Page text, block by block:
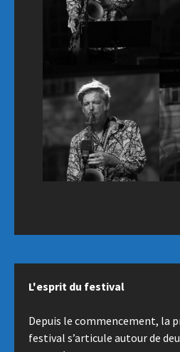
L'esprit du festival
Depuis le commencement, la
festival s’articule autour de